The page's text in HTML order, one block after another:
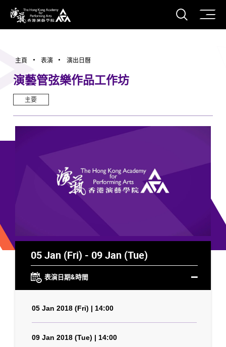
香港演藝學院
打開
主頁 表演 演出日曆
演藝管弦樂作品工作坊
主要
05 Jan (Fri) - 09 Jan (Tue)
表演日期&時間
05 Jan 2018 (Fri) | 14:00
09 Jan 2018 (Tue) | 14:00